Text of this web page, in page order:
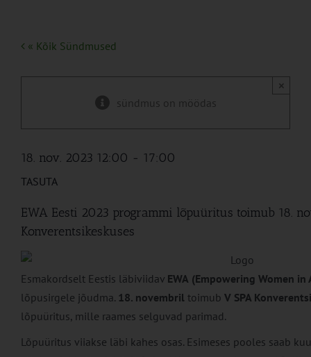
« Kõik Sündmused
sündmus on möödas
×
18. nov. 2023 12:00 - 17:00
TASUTA
EWA Eesti 2023 programmi lõpuüritus toimub 18.
Konverentsikeskuses
Esmakordselt Eestis läbiviidav EWA (Empowering Women
lõpusirgele jõudma. 18. novembril toimub V SPA
lõpuüritus, mille raames selguvad parimad.
Lõpuüritus viiakse läbi kahes osas. Esimeses pooles saab